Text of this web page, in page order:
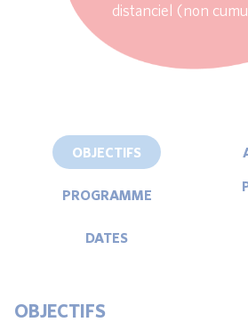
distanciel (non
OBJECTIFS
PROGRAMME
DATES
OBJECTIFS